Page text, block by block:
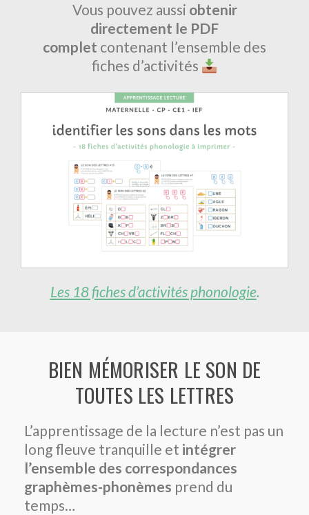
Vous pouvez aussi obtenir
directement le PDF
complet contenant l’ensemble des
fiches d’activités
Les 18 fiches d’activités phonologie.
BIEN MÉMORISER LE SON DE
TOUTES LES LETTRES
L’apprentissage de la lecture n’est pas un
long fleuve tranquille et intégrer
l’ensemble des correspondances
graphèmes-phonèmes prend du
temps…